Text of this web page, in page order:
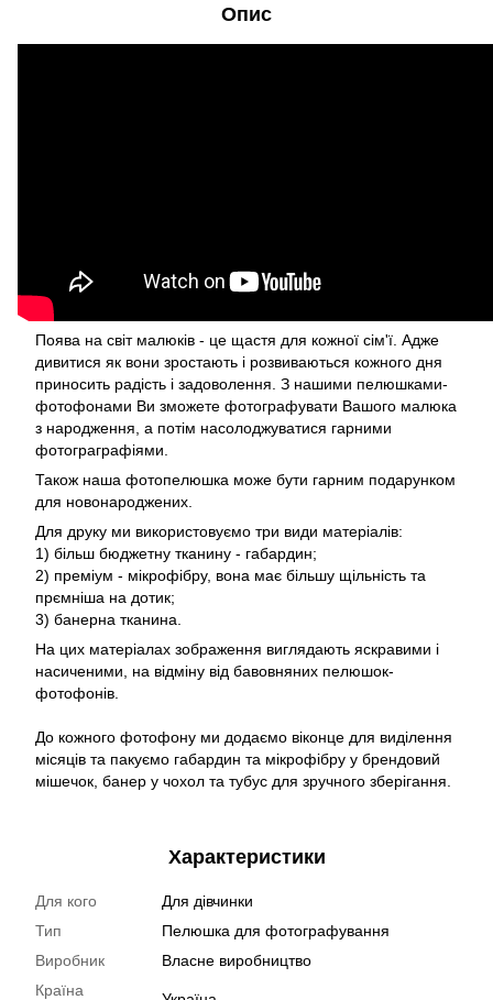
Опис
Поява на світ малюків - це щастя для кожної сім'ї. Адже
дивитися як вони зростають і розвиваються кожного дня
приносить радість і задоволення. З нашими пелюшками-
фотофонами Ви зможете фотографувати Вашого малюка
з народження, а потім насолоджуватися гарними
фотограграфіями.
Також наша фотопелюшка може бути гарним подарунком
для новонароджених.
Для друку ми використовуємо три види матеріалів:
1) більш бюджетну тканину - габардин;
2) преміум - мікрофібру, вона має більшу щільність та
прємніша на дотик;
3) банерна тканина.
На цих матеріалах зображення виглядають яскравими і
насиченими, на відміну від бавовняних пелюшок-
фотофонів.
До кожного фотофону ми додаємо віконце для виділення
місяців та пакуємо габардин та мікрофібру у брендовий
мішечок, банер у чохол та тубус для зручного зберігання.
Характеристики
Для кого
Для дівчинки
Тип
Пелюшка для фотографування
Виробник
Власне виробництво
Країна